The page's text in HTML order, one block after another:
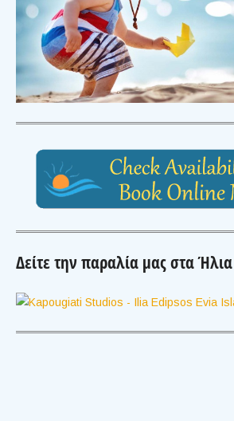
Δείτε την παραλία μας στα